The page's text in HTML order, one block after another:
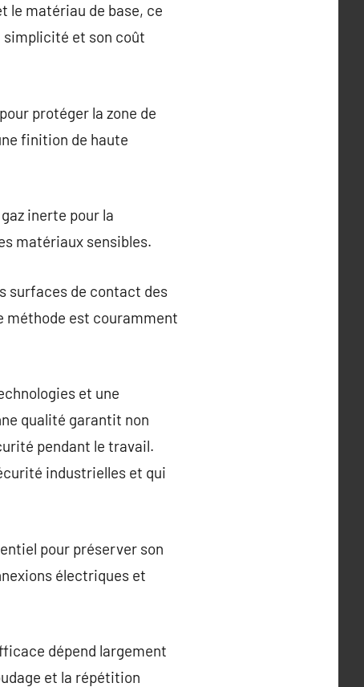
le matériau de base, ce
simplicité et son coût
protéger la zone de
finition de haute
inerte pour la
matériaux sensibles.
surfaces de contact des
méthode est couramment
et une
qualité garantit non
pendant le travail.
industrielles et qui
pour préserver son
électriques et
dépend largement
et la répétition